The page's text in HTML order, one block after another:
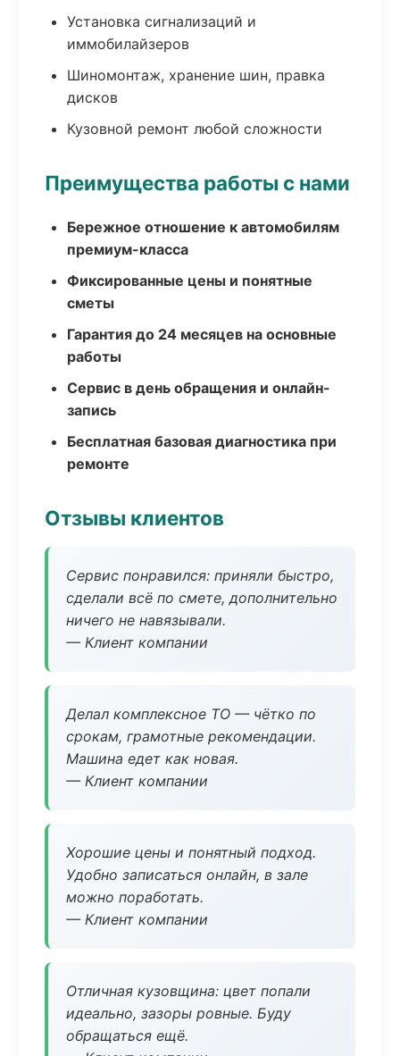
Установка сигнализаций и
иммобилайзеров
Шиномонтаж, хранение шин, правка
дисков
Кузовной ремонт любой сложности
Преимущества работы с нами
Бережное отношение к автомобилям
премиум-класса
Фиксированные цены и понятные
сметы
Гарантия до 24 месяцев на основные
работы
Сервис в день обращения и онлайн-
запись
Бесплатная базовая диагностика при
ремонте
Отзывы клиентов
Сервис понравился: приняли быстро,
сделали всё по смете, дополнительно
ничего не навязывали.
— Клиент компании
Делал комплексное ТО — чётко по
срокам, грамотные рекомендации.
Машина едет как новая.
— Клиент компании
Хорошие цены и понятный подход.
Удобно записаться онлайн, в зале
можно поработать.
— Клиент компании
Отличная кузовщина: цвет попали
идеально, зазоры ровные. Буду
обращаться ещё.